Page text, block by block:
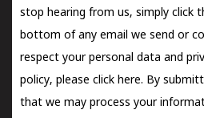
stop hearing from us, simply click
bottom of any email we send or
respect your personal data and
policy, please click here. By
that we may process your